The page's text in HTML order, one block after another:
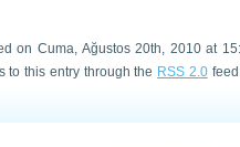
on Cuma, Ağustos 20th, 2010 at
to this entry through the RSS 2.0